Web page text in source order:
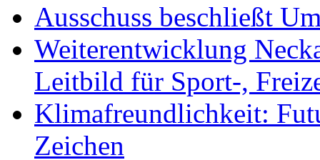
Ausschuss beschließt
Weiterentwicklung
Leitbild für Sport-,
Klimafreundlichkeit:
Zeichen